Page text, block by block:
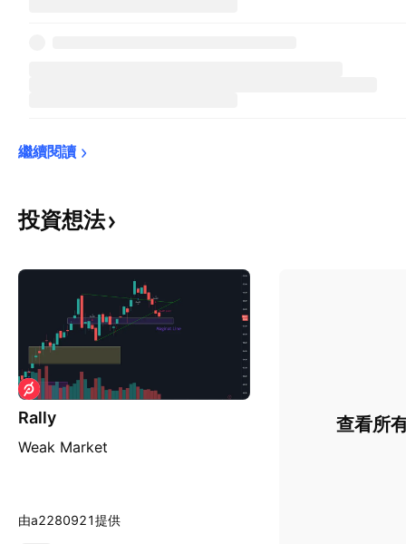
繼續閱讀
投資想法
Rally
Weak Market
由a2280921提供
查看所